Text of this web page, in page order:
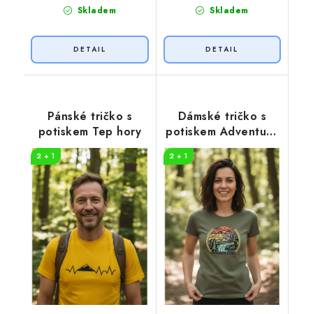
Skladem Skladem
Pánské tričko s
potiskem Tep hory
2 + 1
Dámské tričko s
potiskem Adventure
in nature
2 + 1